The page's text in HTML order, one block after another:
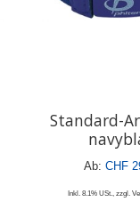
Standard-
Ab: CHF
Inkl. 8.1% USt., zzgl.